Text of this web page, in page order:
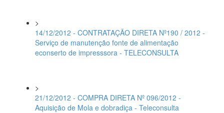
>
14/12/2012 - CONTRATAÇÃO DIRETA Nº190 / 2012 -
Serviço de manutenção fonte de alimentação
econserto de impresssora - TELECONSULTA
>
21/12/2012 - COMPRA DIRETA Nº 096/2012 -
Aquisição de Mola e dobradiça - Teleconsulta